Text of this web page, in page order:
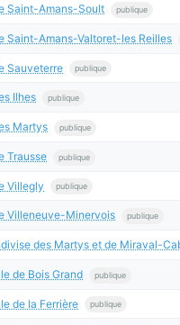
Saint-Amans-Soult publique
Saint-Amans-Valtoret-les Reilles
Sauveterre publique
Ilhes publique
Martys publique
Trausse publique
Villegly publique
Villeneuve-Minervois publique
des Martys et de Miraval-
de Bois Grand publique
de la Ferrière publique